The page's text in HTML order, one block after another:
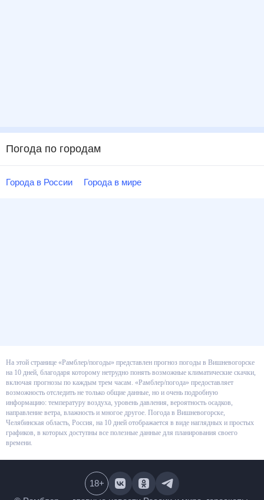
Погода по городам
Города в России Города в мире
На этой странице «Рамблер/погоды» представлен прогноз погоды в
Вишневогорске на 10 дней, благодаря которому нетрудно понять
возможные климатические скачки, включая прогнозы по каждым трем
часам. «Рамблер/погода» предоставляет возможность отследить не
только общие данные, но и очень подробную информацию: температуру
воздуха, уровень давления, вероятность осадков, направление ветра,
влажность и многое другое. Погода в Вишневогорске, Челябинская
область, Россия, на 10 дней отображается в виде наглядных и простых
графиков, в которых доступны все полезные данные для планирования
18+